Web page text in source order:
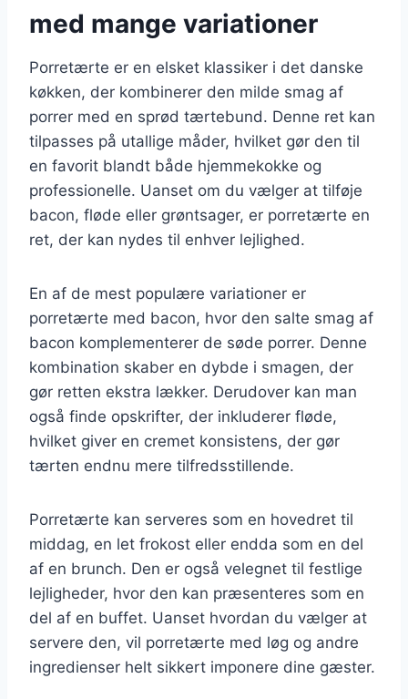
med mange variationer
Porretærte er en elsket klassiker i det danske
køkken, der kombinerer den milde smag af
porrer med en sprød tærtebund. Denne ret kan
tilpasses på utallige måder, hvilket gør den til
en favorit blandt både hjemmekokke og
professionelle. Uanset om du vælger at tilføje
bacon, fløde eller grøntsager, er porretærte en
ret, der kan nydes til enhver lejlighed.
En af de mest populære variationer er
porretærte med bacon, hvor den salte smag af
bacon komplementerer de søde porrer. Denne
kombination skaber en dybde i smagen, der
gør retten ekstra lækker. Derudover kan man
også finde opskrifter, der inkluderer fløde,
hvilket giver en cremet konsistens, der gør
tærten endnu mere tilfredsstillende.
Porretærte kan serveres som en hovedret til
middag, en let frokost eller endda som en del
af en brunch. Den er også velegnet til festlige
lejligheder, hvor den kan præsenteres som en
del af en buffet. Uanset hvordan du vælger at
servere den, vil porretærte med løg og andre
ingredienser helt sikkert imponere dine gæster.